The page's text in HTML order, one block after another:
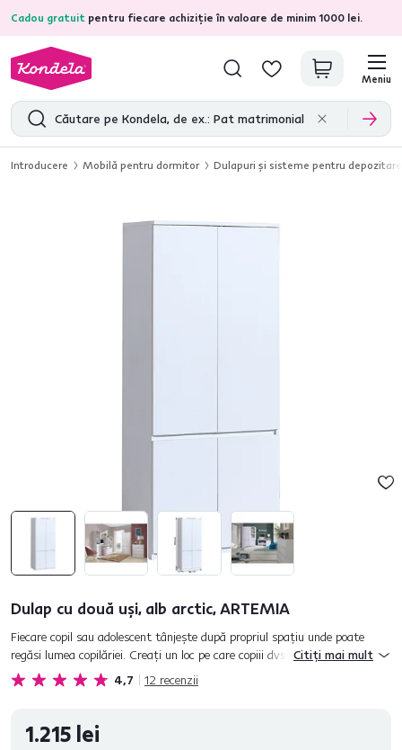
Cadou gratuit pentru fiecare achiziție în valoare de minim 1000 lei.
4,7 31.285recenzii de produs verificate
Meniu
Introducere Mobilă pentru dormitor Dulapuri şi sisteme pentru depozitare
Dulap cu două uşi, alb arctic, ARTEMIA
4,7 12 recenzii
Fiecare copil sau adolescent tânjeşte după propriul spaţiu unde poate
regăsi lumea copilăriei. Creaţi un loc pe care copiii dvs. să-l simtă
împărăţia şi refugiul lor sigur mult iubit. Setul...
Citiți mai mult
1.215 lei